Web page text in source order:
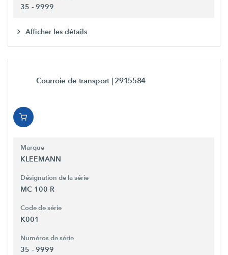
35 - 9999
Afficher les détails
Courroie de transport | 2915584
Marque
KLEEMANN
Désignation de la série
MC 100 R
Code de série
K001
Numéros de série
35 - 9999